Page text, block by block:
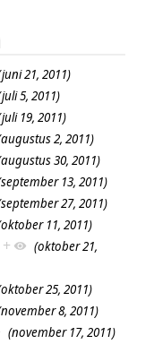
21, 2011)
5, 2011)
19, 2011)
2, 2011)
30, 2011)
13, 2011)
27, 2011)
11, 2011)
+
(oktober 21,
25, 2011)
8, 2011)
(november 17, 2011)